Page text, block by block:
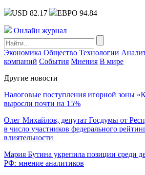
USD 82.17 ЕВРО 94.84
Онлайн журнал
Экономика Общество Технологии
компаний События Мнения В мире
Другие новости
Налоговые поступления игорной зоны
выросли почти на 15%
Олег Михайлов, депутат Госдумы от
в число участников федерального
влиятельности
Мария Бутина укрепила позиции среди
РФ: мнение аналитиков